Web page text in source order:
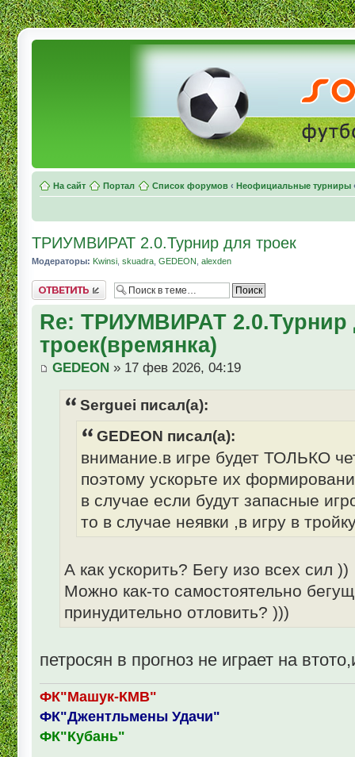
На сайт Портал Список форумов ‹ Неофициальные турниры
ТРИУМВИРАТ 2.0.Турнир для троек
Модераторы: Kwinsi skuadra GEDEON alexden
Комментировать
Re: ТРИУМВИРАТ 2.0.Турнир
троек(времянка)
GEDEON » 17 фев 2026, 04:19
Serguei писал(а):
GEDEON писал(а):
внимание.в игре будет ТОЛЬКО
поэтому ускорьте их
в случае если будут запасные
то в случае неявки ,в игру в
А как ускорить? Бегу изо всех сил ))
Можно как-то самостоятельно
принудительно отловить? )))
петросян в прогноз не играет на
ФК"Машук-КМВ"
ФК"Джентльмены Удачи"
ФК"Кубань"